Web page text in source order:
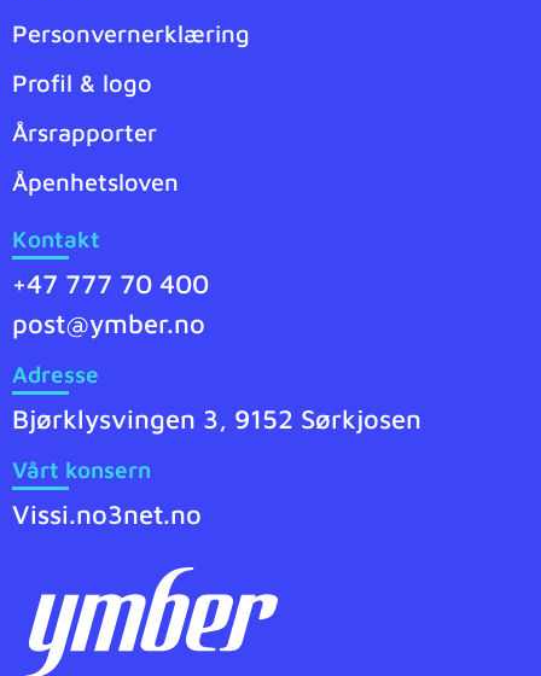
Personvernerklæring
Profil & logo
Årsrapporter
Åpenhetsloven
Kontakt
+47 777 70 400
post@ymber.no
Adresse
Bjørklysvingen 3, 9152 Sørkjosen
Vårt konsern
Vissi.no3net.no